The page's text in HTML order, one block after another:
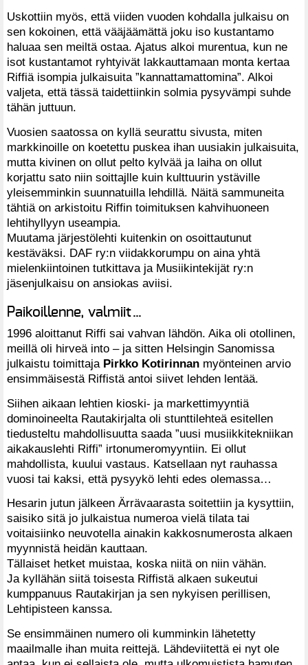
Uskottiin myös, että viiden vuoden kohdalla julkaisu on
sen kokoinen, että vääjäämättä joku iso kustantamo
haluaa sen meiltä ostaa. Ajatus alkoi murentua, kun ne
isot kustantamot ryhtyivät lakkauttamaan monta kertaa
Riffiä isompia julkaisuita ”kannattamattomina”. Alkoi
valjeta, että tässä taidettiinkin solmia pysyvämpi suhde
tähän juttuun.
Vuosien saatossa on kyllä seurattu sivusta, miten
markkinoille on koetettu puskea ihan uusiakin julkaisuita,
mutta kivinen on ollut pelto kylvää ja laiha on ollut
korjattu sato niin soittajlle kuin kulttuurin ystäville
yleisemminkin suunnatuilla lehdillä. Näitä sammuneita
tähtiä on arkistoitu Riffin toimituksen kahvihuoneen
lehtihyllyyn useampia.
Muutama järjestölehti kuitenkin on osoittautunut
kestäväksi. DAF ry:n viidakkorumpu on aina yhtä
mielenkiintoinen tutkittava ja Musiikintekijät ry:n
jäsenjulkaisu on ansiokas aviisi.
Paikoillenne, valmiit…
1996 aloittanut Riffi sai vahvan lähdön. Aika oli otollinen,
meillä oli hirveä into – ja sitten Helsingin Sanomissa
julkaistu toimittaja Pirkko Kotirinnan myönteinen arvio
ensimmäisestä Riffistä antoi siivet lehden lentää.
Siihen aikaan lehtien kioski- ja markettimyyntiä
dominoineelta Rautakirjalta oli stunttilehteä esitellen
tiedusteltu mahdollisuutta saada ”uusi musiikkitekniikan
aikakauslehti Riffi” irtonumeromyyntiin. Ei ollut
mahdollista, kuului vastaus. Katsellaan nyt rauhassa
vuosi tai kaksi, että pysyykö lehti edes olemassa…
Hesarin jutun jälkeen Ärrävaarasta soitettiin ja kysyttiin,
saisiko sitä jo julkaistua numeroa vielä tilata tai
voitaisiinko neuvotella ainakin kakkosnumerosta alkaen
myynnistä heidän kauttaan.
Tällaiset hetket muistaa, koska niitä on niin vähän.
Ja kyllähän siitä toisesta Riffistä alkaen sukeutui
kumppanuus Rautakirjan ja sen nykyisen perillisen,
Lehtipisteen kanssa.
Se ensimmäinen numero oli kumminkin lähetetty
maailmalle ihan muita reittejä. Lähdeviitettä ei nyt ole